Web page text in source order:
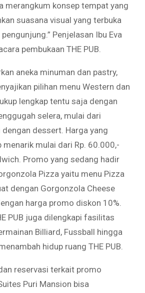
merangkum konsep tempat yang
suasana visual yang terbuka
Penjelasan Ibu Eva
pembukaan THE PUB.
aneka minuman dan pastry,
pilihan menu Western dan
lengkap tentu saja dengan
selera, mulai dari
dessert. Harga yang
menarik mulai dari Rp. 60.000,-
Promo yang sedang hadir
Pizza yaitu menu Pizza
dengan Gorgonzola Cheese
harga promo diskon 10%.
PUB juga dilengkapi fasilitas
Billiard, Fussball hingga
hidup ruang THE PUB.
reservasi terkait promo
Puri Mansion bisa